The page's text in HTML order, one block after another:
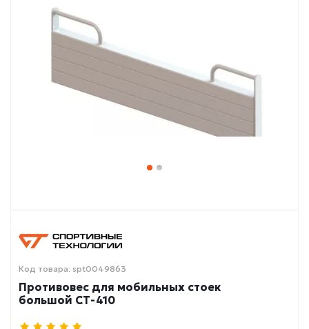
Код товара: spt0049863
Противовес для мобильных стоек
большой СТ-410